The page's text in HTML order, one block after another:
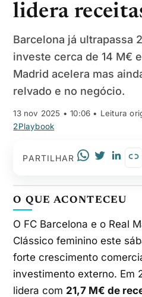
lidera
Barcelona já ultrapassa
investe cerca de 14 M€
Madrid acelera mas
relvado e no negócio.
13 nov 2025 • 10:06 • Leitura
2Playbook
PARTILHAR
O QUE ACONTECEU
O FC Barcelona e o Real Madrid disputam novo
Clássico feminino este
forte crescimento
investimento externo. Em
lidera com 21,7 M€ de